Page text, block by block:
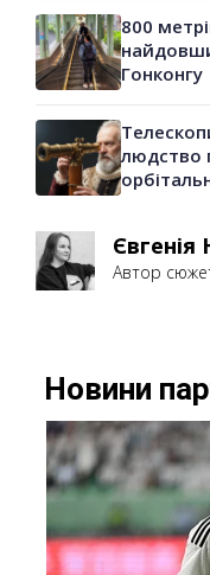
800
Гонконгу
людство
Євгенія
Автор